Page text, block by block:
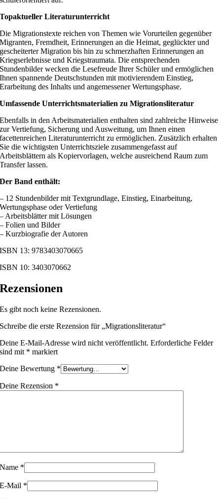
Topaktueller Literaturunterricht
Die Migrationstexte reichen von Themen wie Vorurteilen gegenüber
Migranten, Fremdheit, Erinnerungen an die Heimat, geglückter und
gescheiterter Migration bis hin zu schmerzhaften Erinnerungen an
Kriegserlebnisse und Kriegstraumata. Die entsprechenden
Stundenbilder wecken die Lesefreude Ihrer Schüler und ermöglichen
Ihnen spannende Deutschstunden mit motivierendem Einstieg,
Erarbeitung des Inhalts und angemessener Wertungsphase.
Umfassende Unterrichtsmaterialien zu Migrationsliteratur
Ebenfalls in den Arbeitsmaterialien enthalten sind zahlreiche Hinweise
zur Vertiefung, Sicherung und Ausweitung, um Ihnen einen
facettenreichen Literaturunterricht zu ermöglichen. Zusätzlich erhalten
Sie die wichtigsten Unterrichtsziele zusammengefasst auf
Arbeitsblättern als Kopiervorlagen, welche ausreichend Raum zum
Transfer lassen.
Der Band enthält:
– 12 Stundenbilder mit Textgrundlage, Einstieg, Einarbeitung,
Wertungsphase oder Vertiefung
– Arbeitsblätter mit Lösungen
– Folien und Bilder
– Kurzbiografie der Autoren
ISBN 13: 9783403070665
ISBN 10: 3403070662
Rezensionen
Es gibt noch keine Rezensionen.
Schreibe die erste Rezension für „Migrationsliteratur“
Deine E-Mail-Adresse wird nicht veröffentlicht. Erforderliche Felder
sind mit * markiert
Deine Bewertung *
Deine Rezension *
Name *
E-Mail *